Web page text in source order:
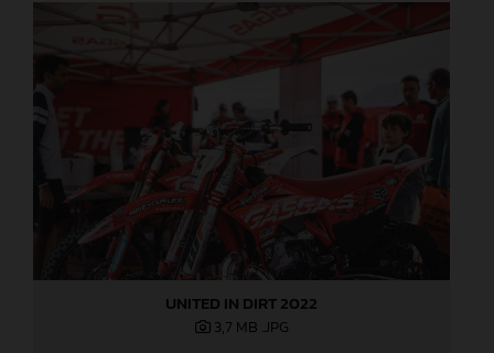
UNITED IN DIRT 2022
3,7 MB .JPG